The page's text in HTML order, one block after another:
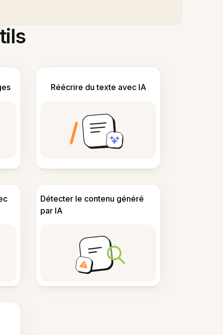
Réécrire du texte avec IA
Détecter le contenu généré
par IA